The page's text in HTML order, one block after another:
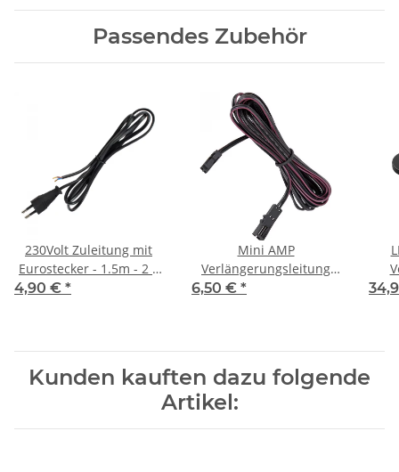
Passendes Zubehör
230Volt Zuleitung mit
Eurostecker - 1.5m - 2 x
0,75 mm2 - H03 VVh2-F
4,90 € *
Mini AMP
Verlängerungsleitung
für 12V DC
6,50 € *
Kunden kauften dazu folgende
Artikel: